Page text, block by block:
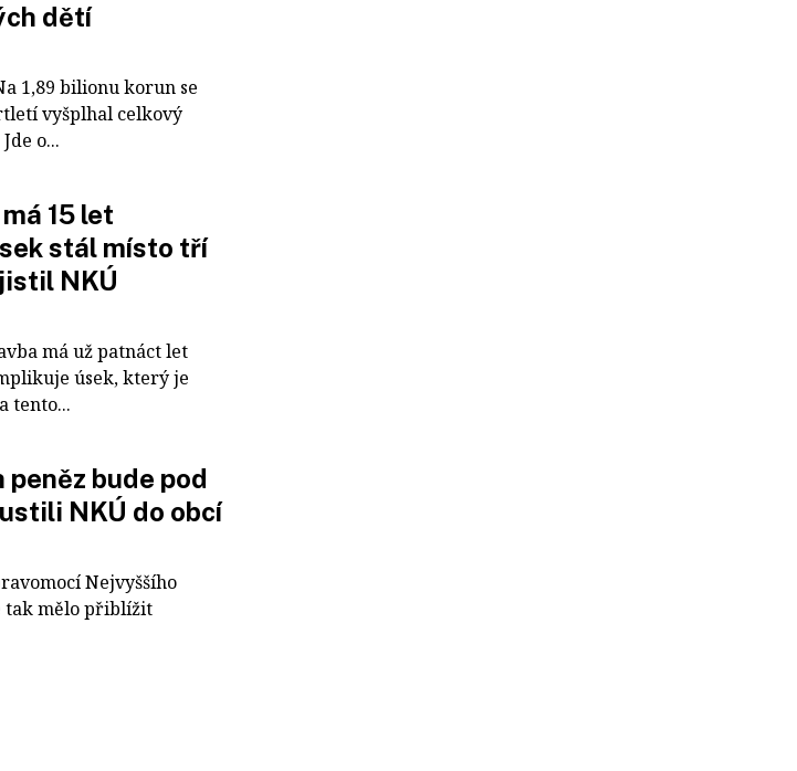
dětí
1,89 bilionu korun se
vyšplhal celkový
o...
15 let
stál místo tří
NKÚ
má už patnáct let
úsek, který je
tento...
bude pod
NKÚ do obcí
Nejvyššího
tak mělo přiblížit